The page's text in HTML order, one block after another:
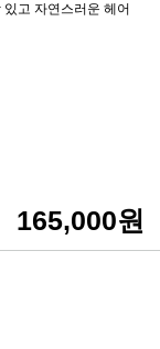
고 자연스러운 헤어
165,000원